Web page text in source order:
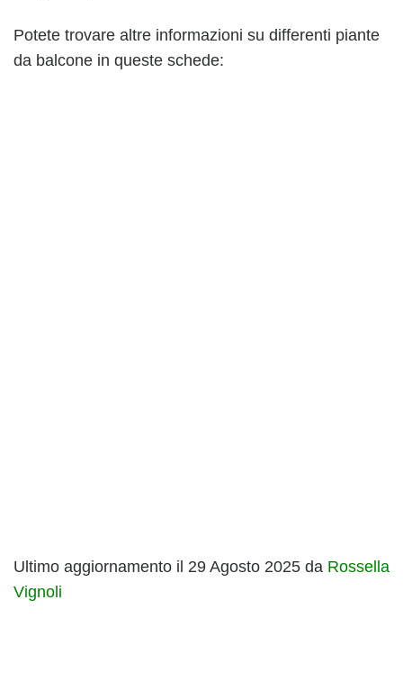
Potete trovare altre informazioni su differenti piante
da balcone in queste schede:
Ultimo aggiornamento il 29 Agosto 2025 da Rossella
Vignoli